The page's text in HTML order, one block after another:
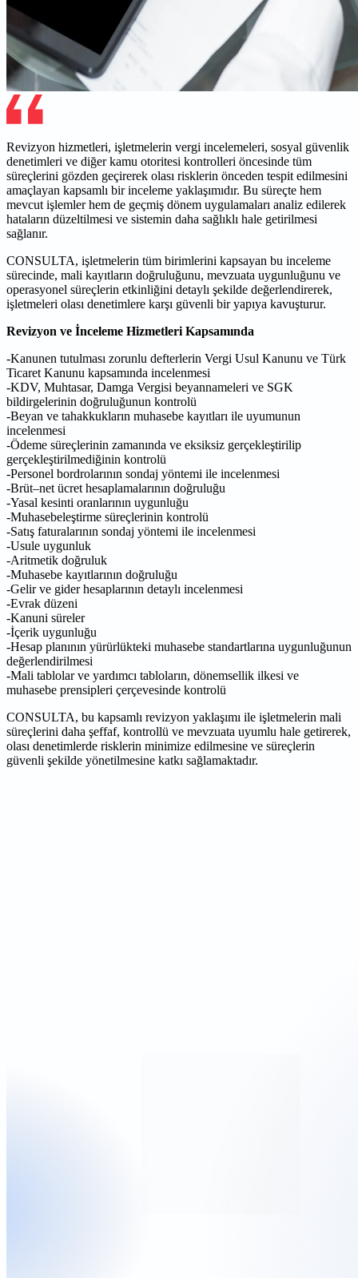
Revizyon hizmetleri, işletmelerin vergi incelemeleri, sosyal güvenlik
denetimleri ve diğer kamu otoritesi kontrolleri öncesinde tüm
süreçlerini gözden geçirerek olası risklerin önceden tespit edilmesini
amaçlayan kapsamlı bir inceleme yaklaşımıdır. Bu süreçte hem
mevcut işlemler hem de geçmiş dönem uygulamaları analiz edilerek
hataların düzeltilmesi ve sistemin daha sağlıklı hale getirilmesi
sağlanır.
CONSULTA, işletmelerin tüm birimlerini kapsayan bu inceleme
sürecinde, mali kayıtların doğruluğunu, mevzuata uygunluğunu ve
operasyonel süreçlerin etkinliğini detaylı şekilde değerlendirerek,
işletmeleri olası denetimlere karşı güvenli bir yapıya kavuşturur.
Revizyon ve İnceleme Hizmetleri Kapsamında
-Kanunen tutulması zorunlu defterlerin Vergi Usul Kanunu ve Türk
Ticaret Kanunu kapsamında incelenmesi
-KDV, Muhtasar, Damga Vergisi beyannameleri ve SGK
bildirgelerinin doğruluğunun kontrolü
-Beyan ve tahakkukların muhasebe kayıtları ile uyumunun
incelenmesi
-Ödeme süreçlerinin zamanında ve eksiksiz gerçekleştirilip
gerçekleştirilmediğinin kontrolü
-Personel bordrolarının sondaj yöntemi ile incelenmesi
-Brüt–net ücret hesaplamalarının doğruluğu
-Yasal kesinti oranlarının uygunluğu
-Muhasebeleştirme süreçlerinin kontrolü
-Satış faturalarının sondaj yöntemi ile incelenmesi
-Usule uygunluk
-Aritmetik doğruluk
-Muhasebe kayıtlarının doğruluğu
-Gelir ve gider hesaplarının detaylı incelenmesi
-Evrak düzeni
-Kanuni süreler
-İçerik uygunluğu
-Hesap planının yürürlükteki muhasebe standartlarına uygunluğunun
değerlendirilmesi
-Mali tablolar ve yardımcı tabloların, dönemsellik ilkesi ve
muhasebe prensipleri çerçevesinde kontrolü
CONSULTA, bu kapsamlı revizyon yaklaşımı ile işletmelerin mali
süreçlerini daha şeffaf, kontrollü ve mevzuata uyumlu hale getirerek,
olası denetimlerde risklerin minimize edilmesine ve süreçlerin
güvenli şekilde yönetilmesine katkı sağlamaktadır.